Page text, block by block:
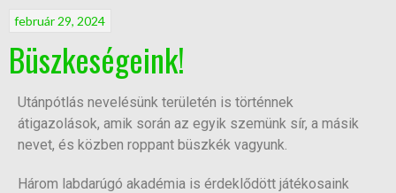
február 29, 2024
Büszkeségeink!
Utánpótlás nevelésünk területén is történnek
átigazolások, amik során az egyik szemünk sír, a másik
nevet, és közben roppant büszkék vagyunk.
Három labdarúgó akadémia is érdeklődött játékosaink